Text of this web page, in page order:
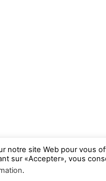
notre site Web pour vous
sur «Accepter», vous
.